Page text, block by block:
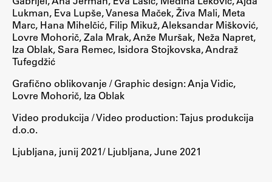
Lukman, Eva Lupše, Vanesa Maček, Živa Mali, Meta
Marc, Hana Mihelčić, Filip Mikuž, Aleksandar Mišković,
Lovre Mohorič, Zala Mrak, Anže Muršak, Neža Napret,
Iza Oblak, Sara Remec, Isidora Stojkovska, Andraž
Tufegdžić
Grafično oblikovanje / Graphic design: Anja Vidic,
Lovre Mohorič, Iza Oblak
Video produkcija / Video production: Tajus produkcija
d.o.o.
Ljubljana, junij 2021/ Ljubljana, June 2021